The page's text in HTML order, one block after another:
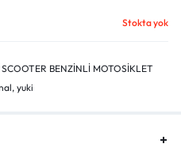
Stokta yok
BENZİNLİ MOTOSİKLET
, yuki